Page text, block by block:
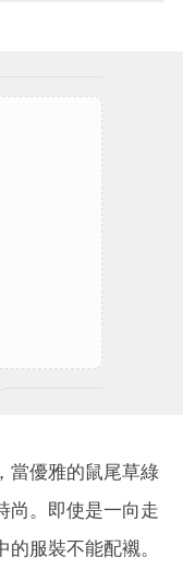
當優雅的鼠尾草綠
尚。即使是一向走
服裝不能配襯。